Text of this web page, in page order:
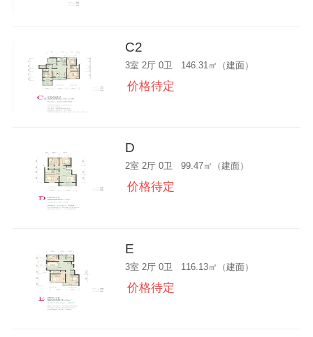
C2
3室 2厅 0卫 146.31㎡（建面）
价格待定
D
2室 2厅 0卫 99.47㎡（建面）
价格待定
E
3室 2厅 0卫 116.13㎡（建面）
价格待定